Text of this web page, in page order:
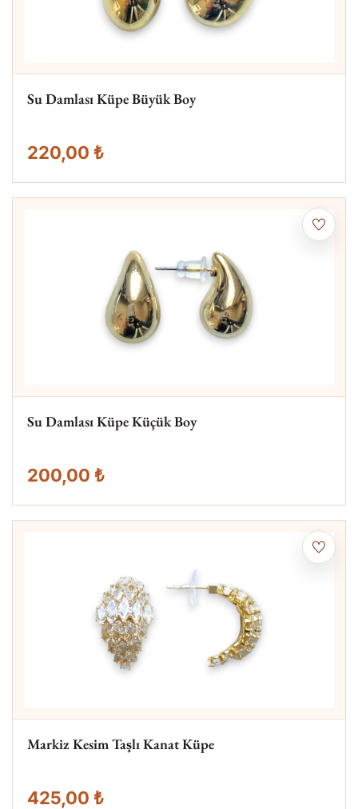
Su Damlası Küpe Büyük Boy
220,00 ₺
Su Damlası Küpe Küçük Boy
200,00 ₺
Markiz Kesim Taşlı Kanat Küpe
425,00 ₺